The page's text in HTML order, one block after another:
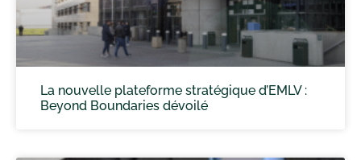
La nouvelle plateforme stratégique d’EMLV :
Beyond Boundaries dévoilé